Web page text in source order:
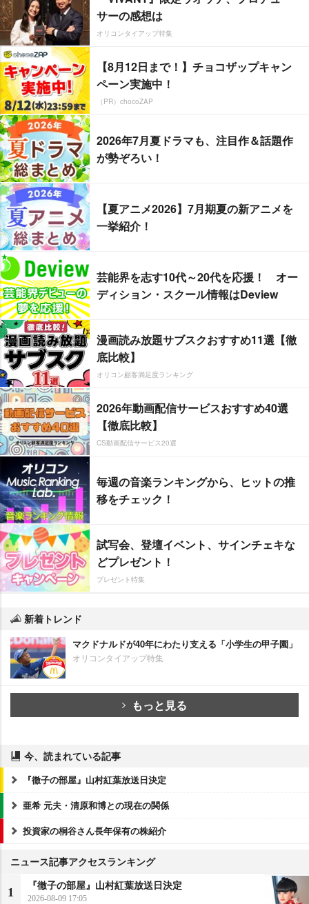
サーの感想は
オリコンタイアップ特集
【8月12日まで！】チョコザップキャン
ペーン実施中！
（PR）chocoZAP
2026年7月夏ドラマも、注目作＆話題作
が勢ぞろい！
【夏アニメ2026】7月期夏の新アニメを
一挙紹介！
芸能界を志す10代～20代を応援！ オー
ディション・スクール情報はDeview
漫画読み放題サブスクおすすめ11選【徹
底比較】
オリコン顧客満足度ランキング
2026年動画配信サービスおすすめ40選
【徹底比較】
CS動画配信サービス20選
毎週の音楽ランキングから、ヒットの推
移をチェック！
試写会、登壇イベント、サインチェキな
どプレゼント！
プレゼント特集
新着トレンド
マクドナルドが40年にわたり支える「小学生の甲子園」
オリコンタイアップ特集
もっと見る
今、読まれている記事
『徹子の部屋』山村紅葉放送日決定
亜希 元夫・清原和博との現在の関係
投資家の桐谷さん長年保有の株紹介
ニュース記事アクセスランキング
1
『徹子の部屋』山村紅葉放送日決定
2026-08-09 17:05